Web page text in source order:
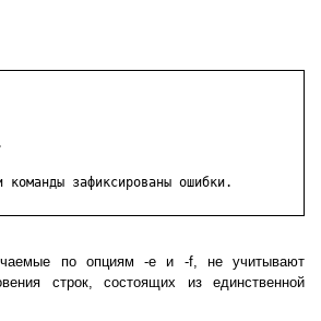
зафиксированы ошибки.
по опциям -e и -f, не учитывают
строк, состоящих из единственной